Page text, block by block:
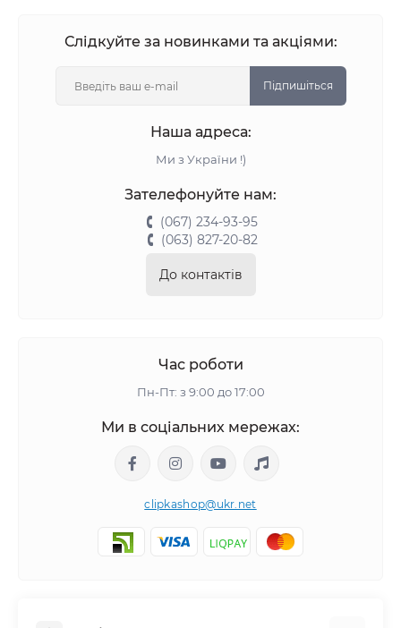
Слідкуйте за новинками та акціями:
Підпишіться
Наша адреса:
Ми з України !)
Зателефонуйте нам:
(067) 234-93-95
(063) 827-20-82
До контактів
Час роботи
Пн-Пт: з 9:00 до 17:00
Ми в соціальних мережах:
clipkashop@ukr.net